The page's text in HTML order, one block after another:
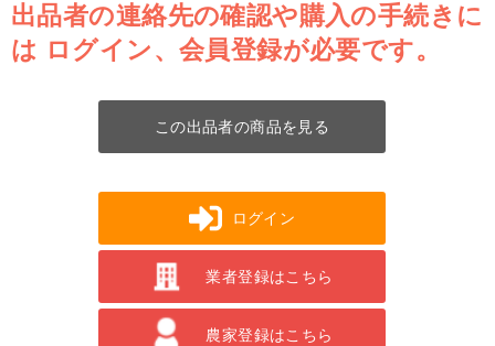
出品者の連絡先の確認や購入の手続きに
は ログイン、会員登録が必要です。
この出品者の商品を見る
ログイン
業者登録はこちら
農家登録はこちら